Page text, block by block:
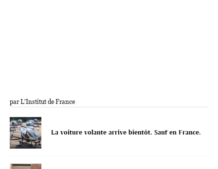
par L'Institut de France
La voiture volante arrive bientôt. Sauf en France.